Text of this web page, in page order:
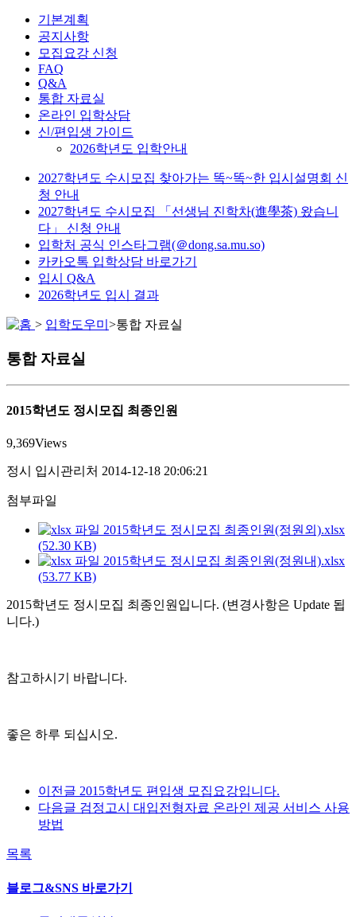
기본계획
공지사항
모집요강 신청
FAQ
Q&A
통합 자료실
온라인 입학상담
신/편입생 가이드
2026학년도 입학안내
2027학년도 수시모집 찾아가는 똑~똑~한 입시설명회 신
청 안내
2027학년도 수시모집 「선생님 진학차(進學茶) 왔습니
다」 신청 안내
입학처 공식 인스타그램(＠dong.sa.mu.so)
카카오톡 입학상담 바로가기
입시 Q&A
2026학년도 입시 결과
> 입학도우미 >통합 자료실
통합 자료실
2015학년도 정시모집 최종인원
9,369Views
정시 입시관리처 2014-12-18 20:06:21
첨부파일
2015학년도 정시모집 최종인원(정원외).xlsx
(52.30 KB)
2015학년도 정시모집 최종인원(정원내).xlsx
(53.77 KB)
2015학년도 정시모집 최종인원입니다. (변경사항은 Update 됩
니다.)
참고하시기 바랍니다.
좋은 하루 되십시오.
이전글 2015학년도 편입생 모집요강입니다.
다음글 검정고시 대입전형자료 온라인 제공 서비스 사용
방법
목록
블로그&SNS 바로가기